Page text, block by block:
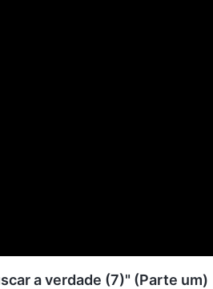
a verdade (7)" (Parte um)